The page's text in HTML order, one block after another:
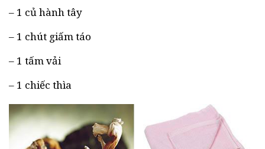
– 1 củ hành tây
– 1 chút giấm táo
– 1 tấm vải
– 1 chiếc thìa